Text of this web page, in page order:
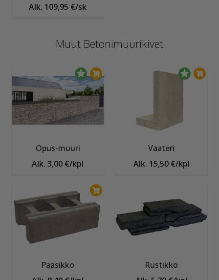
Alk. 109,95 €/sk
Muut Betonimuurikivet
Opus-muuri
Alk. 3,00 €/kpl
Vaateri
Alk. 15,50 €/kpl
Paasikko
Rustikko